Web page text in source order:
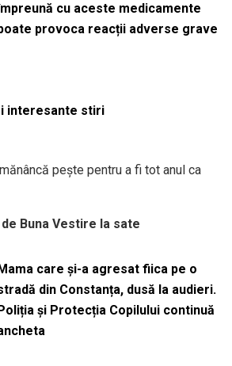
cu aceste medicamente
provoca reacții adverse grave
interesante stiri
pește pentru a fi tot anul ca
Buna Vestire la sate
care și-a agresat fiica pe o
din Constanța, dusă la audieri.
și Protecția Copilului continuă